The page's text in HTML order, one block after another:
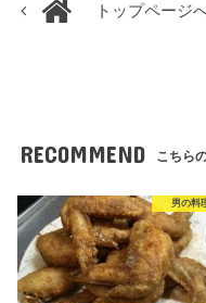
トップページ
RECOMMEND こちら
男の料